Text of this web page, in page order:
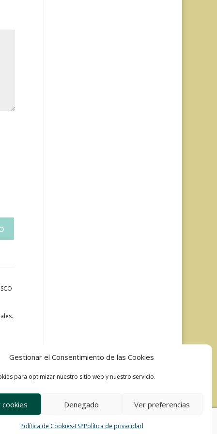
Gestionar el Consentimiento de las Cookies
para optimizar nuestro sitio web y nuestro servicio.
Denegado Ver preferencias
Política de Cookies-ESPPolítica de privacidad
Development & Design by Ixole